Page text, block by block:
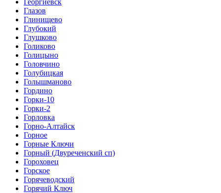
Георгиевск
Глазов
Глинищево
Глубокий
Глушково
Голиково
Голицыно
Головчино
Голубицкая
Голышманово
Гордино
Горки-10
Горки-2
Горловка
Горно-Алтайск
Горное
Горные Ключи
Горный (Двуреченский сп)
Гороховец
Горское
Горячеводский
Горячий Ключ